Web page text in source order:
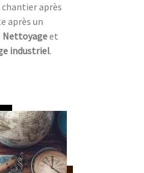
après
après un
Nettoyageet
industriel.